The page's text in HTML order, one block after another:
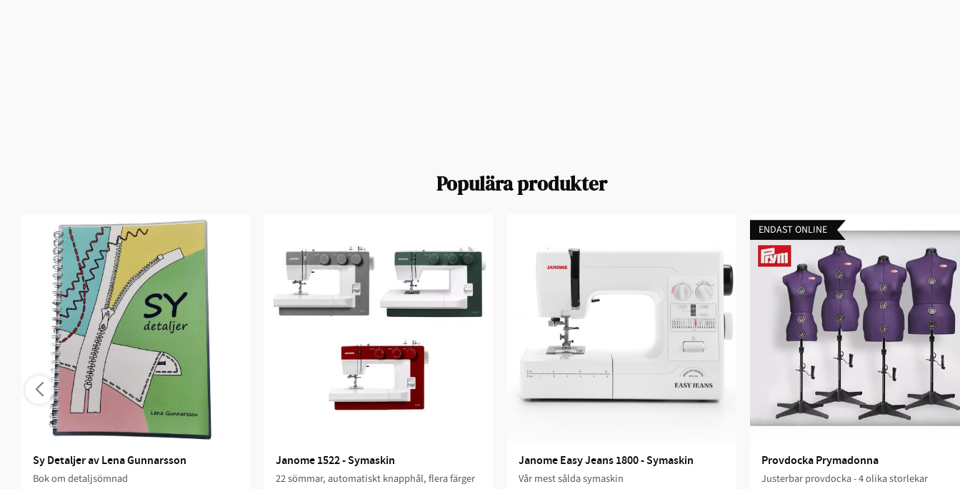
Populära produkter
Sy Detaljer av Lena Gunnarsson
Bok om detaljsömnad
Janome 1522 - Symaskin
22 sömmar, automatiskt knapphål, flera färger
Janome Easy Jeans 1800 - Symaskin
Vår mest sålda symaskin
Provdocka Prymadonna
Justerbar provdocka - 4 olika storlekar
ENDAST ONLINE